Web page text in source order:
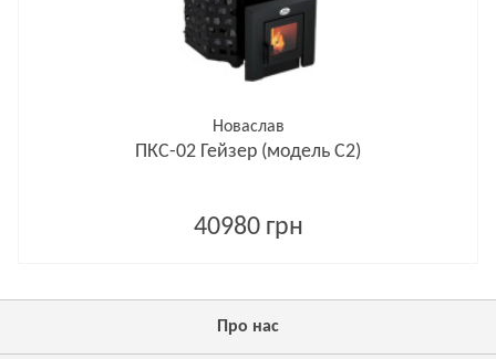
Новаслав
ПКС-02 Гейзер (модель С2)
40980 грн
Про нас